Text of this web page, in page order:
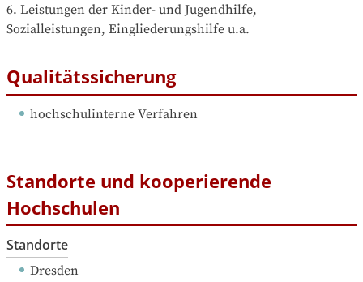
6. Leistungen der Kinder- und Jugendhilfe,
Sozialleistungen, Eingliederungshilfe u.a.
Qualitätssicherung
hochschulinterne Verfahren
Standorte und kooperierende
Hochschulen
Standorte
Dresden